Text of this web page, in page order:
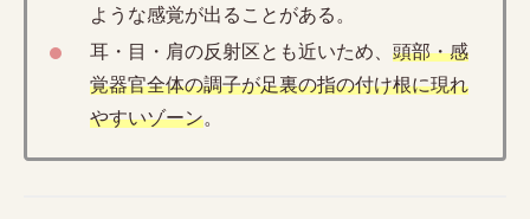
ような感覚が出ることがある。
耳・目・肩の反射区とも近いため、頭部・感
覚器官全体の調子が足裏の指の付け根に現れ
やすいゾーン。